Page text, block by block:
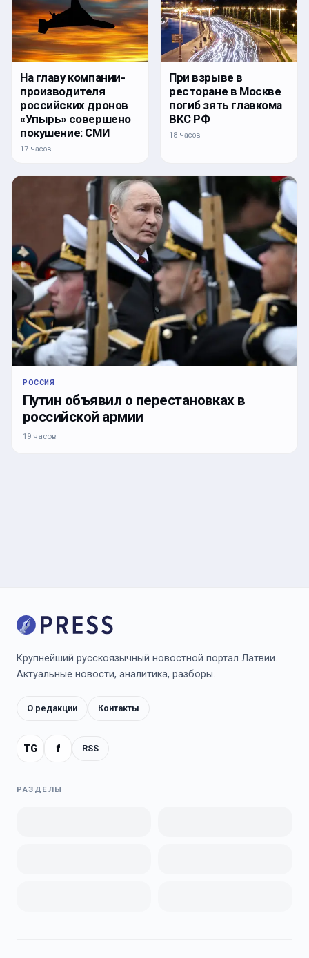
На главу компании-
производителя
российских дронов
«Упырь» совершено
покушение: СМИ
17 часов
При взрыве в
ресторане в Москве
погиб зять главкома
ВКС РФ
18 часов
РОССИЯ
Путин объявил о перестановках в
российской армии
19 часов
Крупнейший русскоязычный новостной портал Латвии.
Актуальные новости, аналитика, разборы.
О редакции Контакты
TG f RSS
РАЗДЕЛЫ